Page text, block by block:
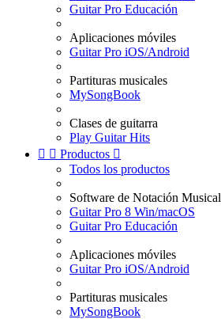
Guitar Pro Educación
Aplicaciones móviles
Guitar Pro iOS/Android
Partituras musicales
MySongBook
Clases de guitarra
Play Guitar Hits
  Productos 
Todos los productos
Software de Notación Musical
Guitar Pro 8 Win/macOS
Guitar Pro Educación
Aplicaciones móviles
Guitar Pro iOS/Android
Partituras musicales
MySongBook